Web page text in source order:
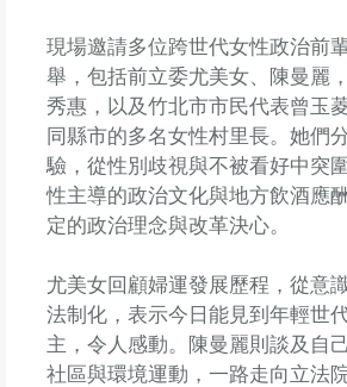
現場邀請多位跨世代女性政治前
舉，包括前立委尤美女、陳曼麗
秀惠，以及竹北市市民代表曾玉
同縣市的多名女性村里長。她們
驗，從性別歧視與不被看好中突
性主導的政治文化與地方飲酒應
定的政治理念與改革決心。
尤美女回顧婦運發展歷程，從意
法制化，表示今日能見到年輕世
主，令人感動。陳曼麗則談及自
社區與環境運動，一路走向立法